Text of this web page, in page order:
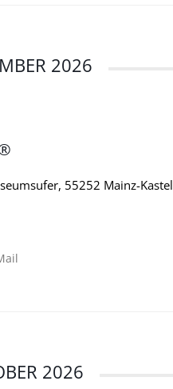
2026
55252 Mainz-Kastel
2026